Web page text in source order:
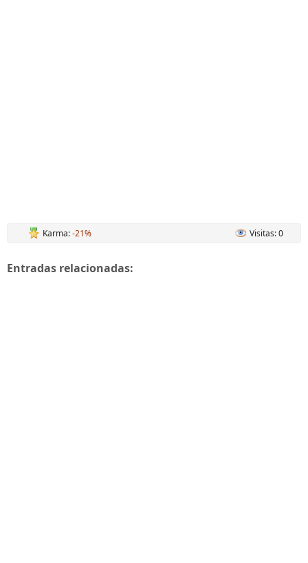
Karma:-21% Visitas: 0
Entradas relacionadas: